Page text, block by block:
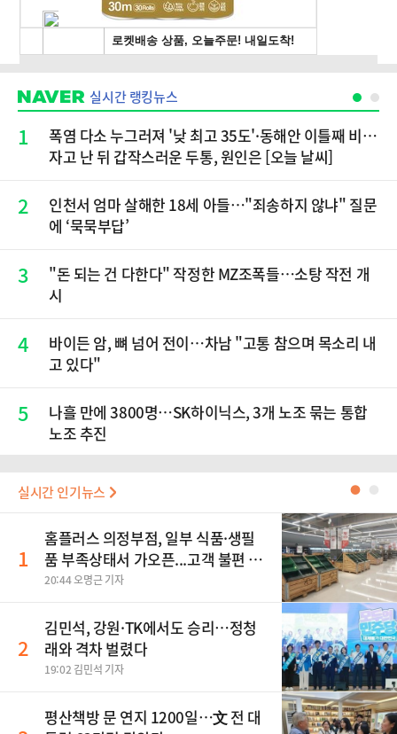
실시간 랭킹뉴스
1
폭염 다소 누그러져 '낮 최고 35도'·동해안 이틀째 비…
자고 난 뒤 갑작스러운 두통, 원인은 [오늘 날씨]
2
인천서 엄마 살해한 18세 아들…"죄송하지 않냐" 질문
에 ‘묵묵부답’
3
"돈 되는 건 다한다" 작정한 MZ조폭들…소탕 작전 개
시
4
바이든 암, 뼈 넘어 전이…차남 "고통 참으며 목소리 내
고 있다"
5
나흘 만에 3800명…SK하이닉스, 3개 노조 묶는 통합
노조 추진
실시간 인기뉴스 ●
1
홈플러스 의정부점, 일부 식품·생필
품 부족상태서 가오픈...고객 불편 가
중
20:44 오명근 기자
2
김민석, 강원·TK에서도 승리…정청
래와 격차 벌렸다
19:02 김민석 기자
평산책방 문 연지 1200일…文 전 대